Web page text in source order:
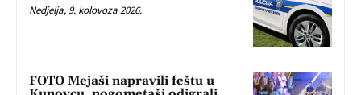
Nedjelja, 9. kolovoza 2026.
FOTO Mejaši napravili feštu u